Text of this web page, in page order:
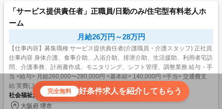
「サービス提供責任者」正職員/日勤のみ/住宅型有料老人ホ
ーム
月給26万円～28万円
【仕事内容】募集職種 サービス提供責任者(介護職員・介護スタッフ) 正社員
仕事内容 身体介護、食事介助、入浴介助、排泄介助、生活援助、利用者宅訪
問、介護事務、計画書作成、モニタリング、シフト管理、調整業務 給与・手
当 <給与> 月給260,000〜280,000円 <基本給> 140,000円 <手当> 交通費支
給:実費(上限あり) 交通費支給月額:25,000円 業務手当:30,0...
社会福祉法人幸雪会/住宅型有料老人ホーム 咲陶里
大阪府 堺市
完全無料 好条件求人を紹介してもらう